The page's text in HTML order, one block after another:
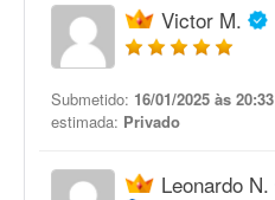
Victor M.
Submetido: 16/01/2025 às 20:33
estimada: Privado
Leonardo N.